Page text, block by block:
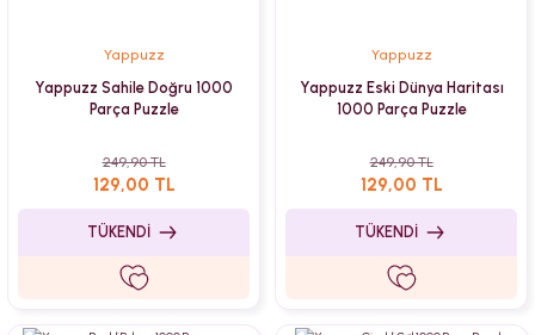
Yappuzz
Yappuzz Sahile Doğru 1000
Parça Puzzle
249,90 TL
129,00 TL
TÜKENDİ
Yappuzz
Yappuzz Eski Dünya Haritası
1000 Parça Puzzle
249,90 TL
129,00 TL
TÜKENDİ